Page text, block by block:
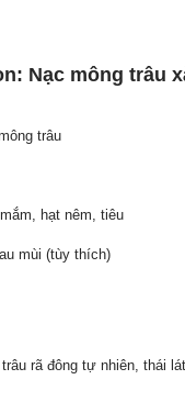
Nạc mông trâu
trâu
hạt nêm, tiêu
mùi (tùy thích)
rã đông tự nhiên, thái